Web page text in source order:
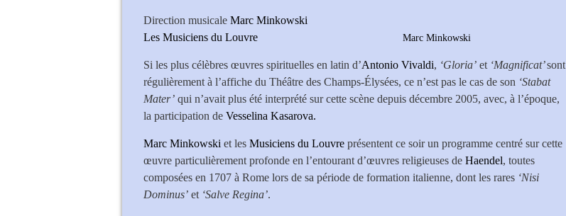
Direction musicale Marc Minkowski
Les Musiciens du Louvre
Marc Minkowski
Si les plus célèbres œuvres spirituelles en latin d’Antonio Vivaldi, ‘Gloria’ et ‘Magnificat’sont
régulièrement à l’affiche du Théâtre des Champs-Élysées, ce n’est pas le cas de son ‘Stabat
Mater’ qui n’avait plus été interprété sur cette scène depuis décembre 2005, avec, à l’époque,
la participation de Vesselina Kasarova.
Marc Minkowski et les Musiciens du Louvre présentent ce soir un programme centré sur cette
œuvre particulièrement profonde en l’entourant d’œuvres religieuses de Haendel, toutes
composées en 1707 à Rome lors de sa période de formation italienne, dont les rares ‘Nisi
Dominus’ et ‘Salve Regina’.